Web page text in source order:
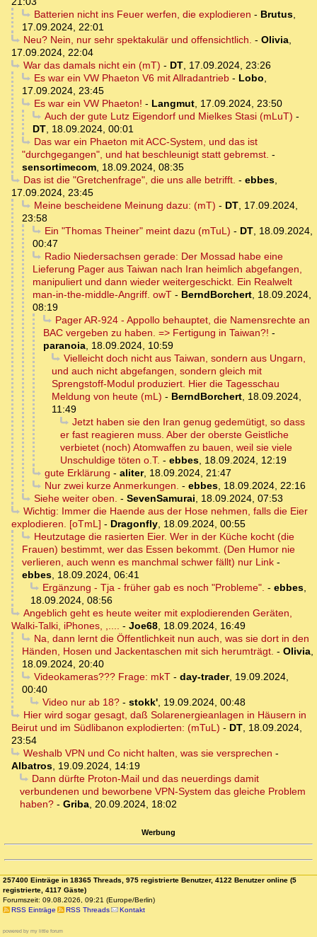
Batterien nicht ins Feuer werfen, die explodieren - Brutus,
17.09.2024, 22:01
Neu? Nein, nur sehr spektakulär und offensichtlich. - Olivia,
17.09.2024, 22:04
War das damals nicht ein (mT) - DT, 17.09.2024, 23:26
Es war ein VW Phaeton V6 mit Allradantrieb- Lobo,
17.09.2024, 23:45
Es war ein VW Phaeton! - Langmut, 17.09.2024, 23:50
Auch der gute Lutz Eigendorf und Mielkes Stasi (mLuT) -
DT, 18.09.2024, 00:01
Das war ein Phaeton mit ACC-System, und das ist
"durchgegangen", und hat beschleunigt statt gebremst. -
sensortimecom, 18.09.2024, 08:35
Das ist die "Gretchenfrage", die uns alle betrifft. - ebbes,
17.09.2024, 23:45
Meine bescheidene Meinung dazu: (mT) - DT, 17.09.2024,
23:58
Ein "Thomas Theiner" meint dazu (mTuL) - DT, 18.09.2024,
00:47
Radio Niedersachsen gerade: Der Mossad habe eine
Lieferung Pager aus Taiwan nach Iran heimlich abgefangen,
manipuliert und dann wieder weitergeschickt. Ein Realwelt
man-in-the-middle-Angriff. owT - BerndBorchert, 18.09.2024,
08:19
Pager AR-924 - Appollo behauptet, die Namensrechte an
BAC vergeben zu haben. => Fertigung in Taiwan?! -
paranoia, 18.09.2024, 10:59
Vielleicht doch nicht aus Taiwan, sondern aus Ungarn,
und auch nicht abgefangen, sondern gleich mit
Sprengstoff-Modul produziert. Hier die Tagesschau
Meldung von heute (mL) - BerndBorchert, 18.09.2024,
11:49
Jetzt haben sie den Iran genug gedemütigt, so dass
er fast reagieren muss. Aber der oberste Geistliche
verbietet (noch) Atomwaffen zu bauen, weil sie viele
Unschuldige töten o.T. - ebbes, 18.09.2024, 12:19
gute Erklärung - aliter, 18.09.2024, 21:47
Nur zwei kurze Anmerkungen. - ebbes, 18.09.2024, 22:16
Siehe weiter oben. - SevenSamurai, 18.09.2024, 07:53
Wichtig: Immer die Haende aus der Hose nehmen, falls die Eier
explodieren. [oTmL] - Dragonfly, 18.09.2024, 00:55
Heutzutage die rasierten Eier. Wer in der Küche kocht (die
Frauen) bestimmt, wer das Essen bekommt. (Den Humor nie
verlieren, auch wenn es manchmal schwer fällt) nur Link -
ebbes, 18.09.2024, 06:41
Ergänzung - Tja - früher gab es noch "Probleme". - ebbes,
18.09.2024, 08:56
Angeblich geht es heute weiter mit explodierenden Geräten,
Walki-Talki, iPhones, ,.... - Joe68, 18.09.2024, 16:49
Na, dann lernt die Öffentlichkeit nun auch, was sie dort in den
Händen, Hosen und Jackentaschen mit sich herumträgt. - Olivia,
18.09.2024, 20:40
Videokameras??? Frage: mkT- day-trader, 19.09.2024,
00:40
Video nur ab 18?- stokk', 19.09.2024, 00:48
Hier wird sogar gesagt, daß Solarenergieanlagen in Häusern in
Beirut und im Südlibanon explodierten: (mTuL) - DT, 18.09.2024,
23:54
Weshalb VPN und Co nicht halten, was sie versprechen -
Albatros, 19.09.2024, 14:19
Dann dürfte Proton-Mail und das neuerdings damit
verbundenen und beworbene VPN-System das gleiche Problem
haben? - Griba, 20.09.2024, 18:02
Werbung
257400 Einträge in 18365 Threads, 975 registrierte Benutzer, 4122 Benutzer online (5
registrierte, 4117 Gäste)
Forumszeit: 09.08.2026, 09:21 (Europe/Berlin)
RSS Einträge
RSS Threads Kontakt
powered by my little forum